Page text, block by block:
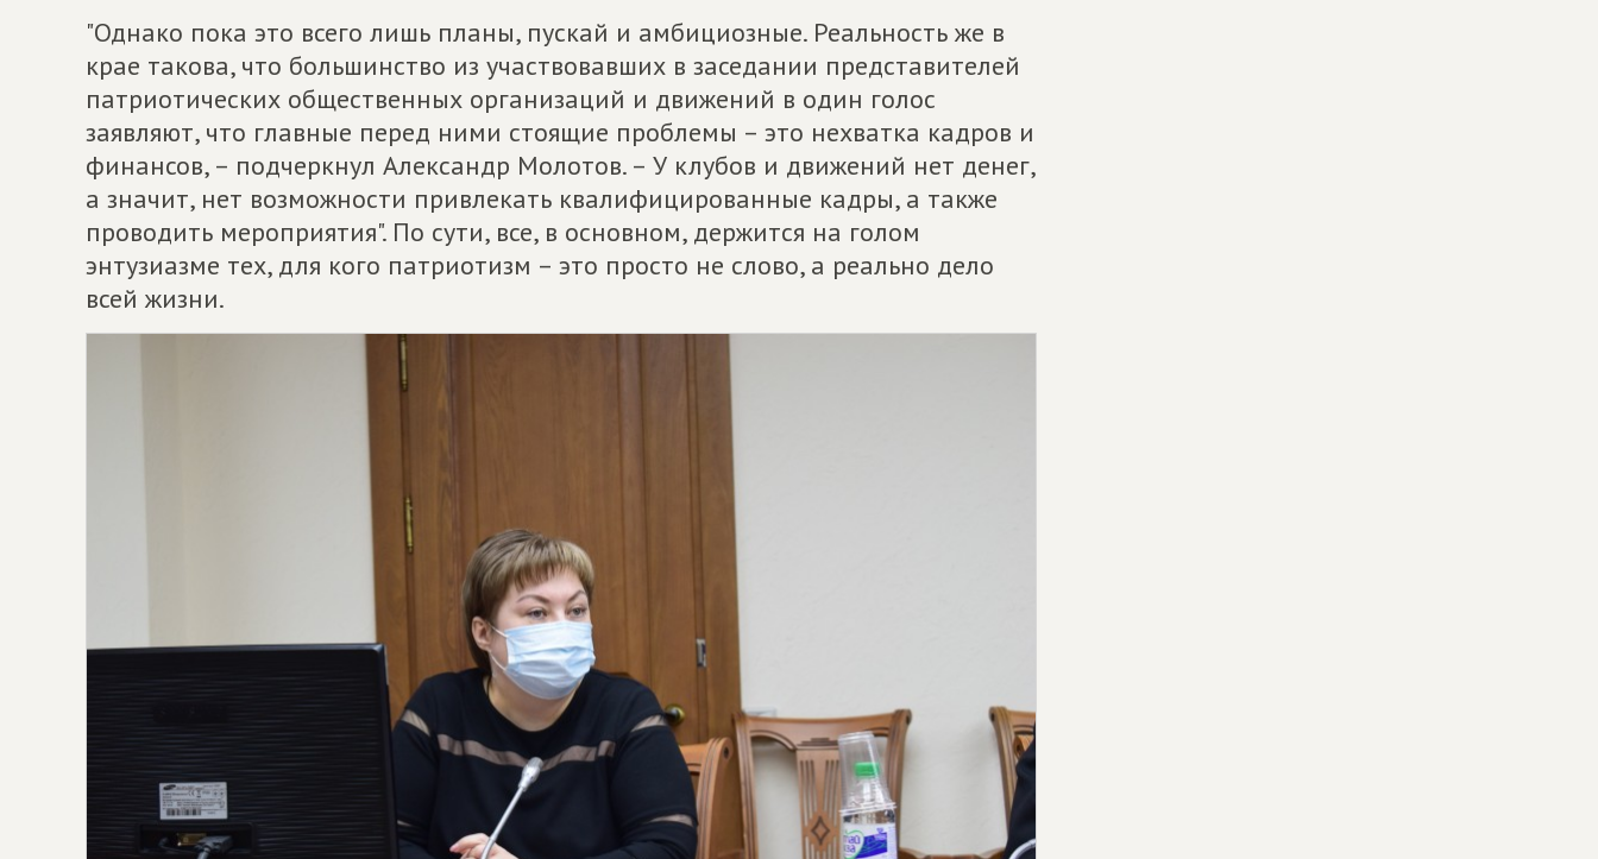
"Однако пока это всего лишь планы, пускай и амбициозные. Реальность же в
крае такова, что большинство из участвовавших в заседании представителей
патриотических общественных организаций и движений в один голос
заявляют, что главные перед ними стоящие проблемы – это нехватка кадров и
финансов, – подчеркнул Александр Молотов. – У клубов и движений нет денег,
а значит, нет возможности привлекать квалифицированные кадры, а также
проводить мероприятия". По сути, все, в основном, держится на голом
энтузиазме тех, для кого патриотизм – это просто не слово, а реально дело
всей жизни.